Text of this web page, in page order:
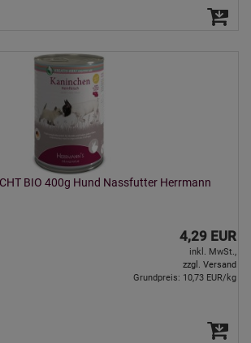
BIO 400g Hund Nassfutter Herrmann
4,29 EUR
inkl. MwSt.,
zzgl. Versand
Grundpreis: 10,73 EUR/kg